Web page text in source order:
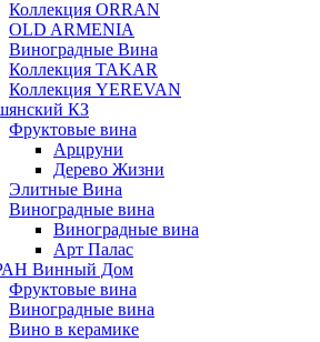
Коллекция ORRAN
OLD ARMENIA
Виноградные Вина
Коллекция TAKAR
Коллекция YEREVAN
КЗ
Фруктовые вина
Арцруни
Дерево Жизни
Элитные Вина
Виноградные вина
Виноградные вина
Арт Палас
Винный Дом
Фруктовые вина
Виноградные вина
Вино в керамике